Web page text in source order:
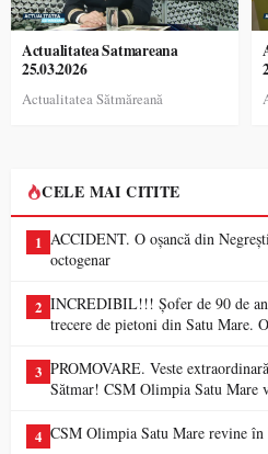
Actualitatea Satmareana
25.03.2026
Actualitatea Sătmăreană
CELE MAI CITITE
1 ACCIDENT. O oșancă din
octogenar
2 INCREDIBIL!!! Șofer de 90 de
trecere de pietoni din Satu Mare.
3 PROMOVARE. Veste
Sătmar! CSM Olimpia Satu Mare
4 CSM Olimpia Satu Mare revine